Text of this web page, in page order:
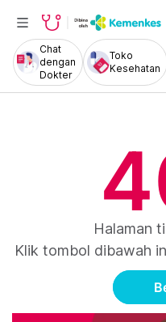
Chat
dengan
Dokter
Toko
Kesehatan
Halaman
Klik tombol dibawah